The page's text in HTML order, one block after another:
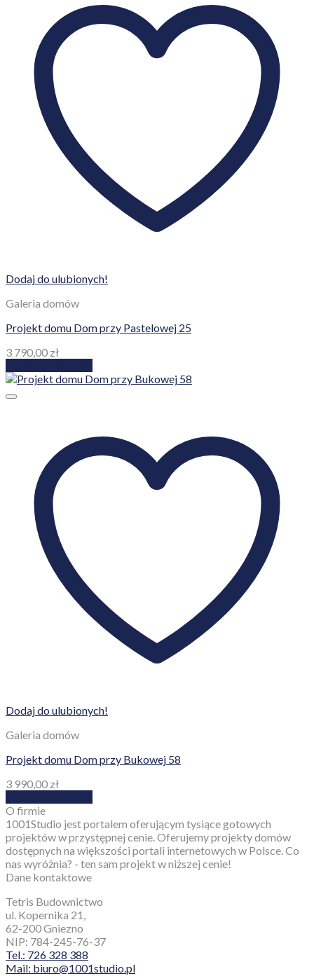
Dodaj do ulubionych!
Galeria domów
Projekt domu Dom przy Pastelowej 25
3 790,00 zł
Dodaj do ulubionych!
Galeria domów
Projekt domu Dom przy Bukowej 58
3 990,00 zł
O firmie
1001Studio jest portalem oferującym tysiące gotowych
projektów w przystępnej cenie. Oferujemy projekty domów
dostępnych na większości portali internetowych w Polsce. Co
nas wyróżnia? - ten sam projekt w niższej cenie!
Dane kontaktowe
Tetris Budownictwo
ul. Kopernika 21,
62-200 Gniezno
NIP: 784-245-76-37
Tel.: 726 328 388
Mail: biuro@1001studio.pl